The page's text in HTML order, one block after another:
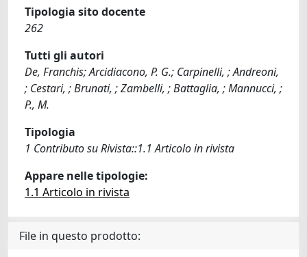
Tipologia sito docente
262
Tutti gli autori
De, Franchis; Arcidiacono, P. G.; Carpinelli, ; Andreoni,
; Cestari, ; Brunati, ; Zambelli, ; Battaglia, ; Mannucci, ;
P., M.
Tipologia
1 Contributo su Rivista::1.1 Articolo in rivista
Appare nelle tipologie:
1.1 Articolo in rivista
File in questo prodotto: